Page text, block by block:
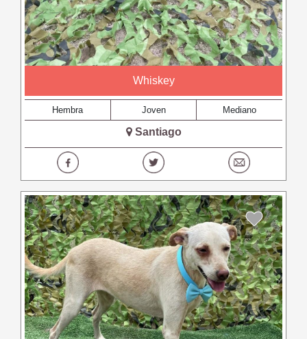
Whiskey
Hembra Joven Mediano
Santiago